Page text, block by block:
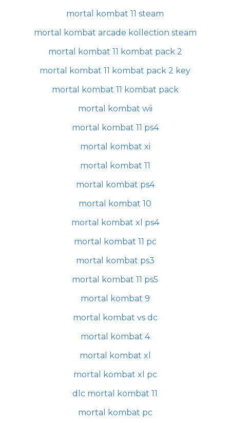
mortal kombat 11 steam
mortal kombat arcade kollection steam
mortal kombat 11 kombat pack 2
mortal kombat 11 kombat pack 2 key
mortal kombat 11 kombat pack
mortal kombat wii
mortal kombat 11 ps4
mortal kombat xi
mortal kombat 11
mortal kombat ps4
mortal kombat 10
mortal kombat xl ps4
mortal kombat 11 pc
mortal kombat ps3
mortal kombat 11 ps5
mortal kombat 9
mortal kombat vs dc
mortal kombat 4
mortal kombat xl
mortal kombat xl pc
dlc mortal kombat 11
mortal kombat pc